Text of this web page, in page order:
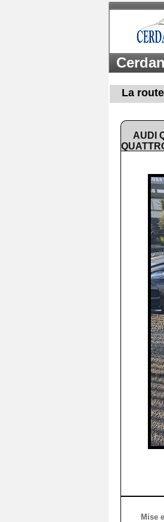
La
AUDI
Mise